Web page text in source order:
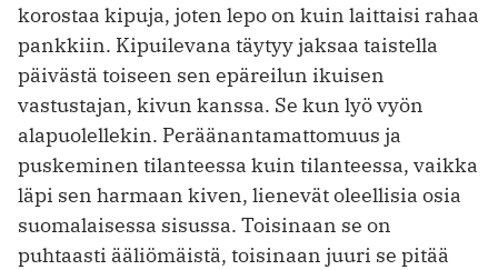
korostaa kipuja, joten lepo on kuin laittaisi rahaa
pankkiin. Kipuilevana täytyy jaksaa taistella
päivästä toiseen sen epäreilun ikuisen
vastustajan, kivun kanssa. Se kun lyö vyön
alapuolellekin. Peräänantamattomuus ja
puskeminen tilanteessa kuin tilanteessa, vaikka
läpi sen harmaan kiven, lienevät oleellisia osia
suomalaisessa sisussa. Toisinaan se on
puhtaasti ääliömäistä, toisinaan juuri se pitää